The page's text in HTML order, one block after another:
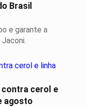
Brasil
e garante a
cerol e
agosto